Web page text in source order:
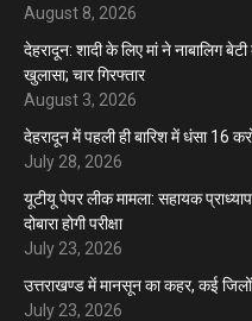
August 8, 2026
देहरादून: शादी के लिए मां ने नाबालिग
खुलासा; चार गिरफ्तार
August 3, 2026
देहरादून में पहली ही बारिश में धंसा 16
July 28, 2026
यूटीयू पेपर लीक मामला: सहायक
दोबारा होगी परीक्षा
July 23, 2026
उत्तराखण्ड में मानसून का कहर, कई जिलों
July 23, 2026